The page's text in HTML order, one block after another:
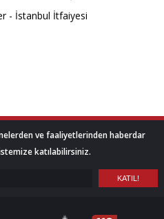
ve faaliyetlerinden haberdar
katılabilirsiniz.